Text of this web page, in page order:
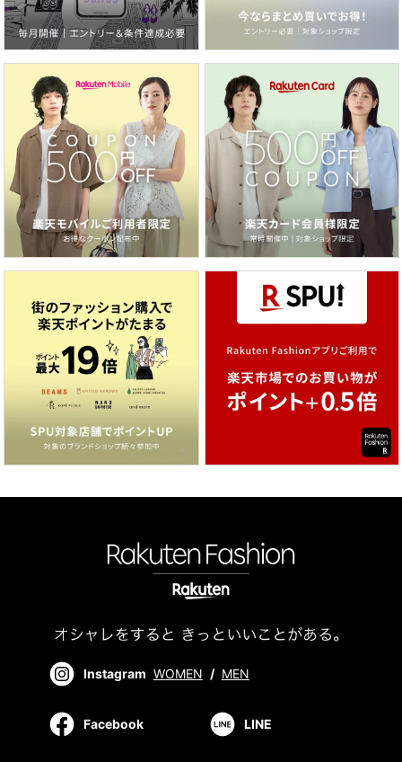
Instagram WOMEN / MEN
Facebook LINE